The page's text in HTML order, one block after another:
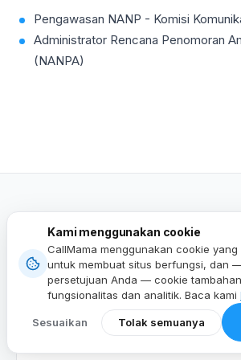
Pengawasan NANP - Komisi
Administrator Rencana Penomoran
(NANPA)
Artikel Terkait
NOMOR TELEPON
Temukan Kode Area Terbaik
Mulai Pesan Sekarang
Temukan kode area terbaik untuk
Kami menggunakan cookie
CallMama menggunakan cookie
untuk membuat situs berfungsi, dan
persetujuan Anda — cookie
fungsionalitas dan analitik. Baca kami
Sesuaikan Tolak semuanya